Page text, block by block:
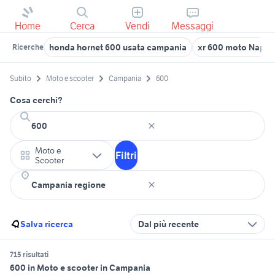
Home Cerca Vendi Messaggi
Ricerche honda hornet 600 usata campania xr 600 moto
Subito Moto e scooter Campania 600
Cosa cerchi?
Moto e
Scooter
Filtri
Salva ricerca Dal più recente
715 risultati
600 in Moto e scooter in Campania